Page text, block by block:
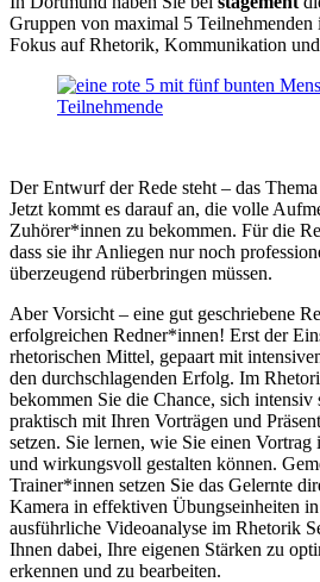
Gruppen von maximal 5
Fokus auf Rhetorik, Kommunikation
Der Entwurf der Rede steht – das
Jetzt kommt es darauf an, die volle
Zuhörer*innen zu bekommen. Für die
dass sie ihr Anliegen nur noch
überzeugend rüberbringen müssen.
Aber Vorsicht – eine gut geschriebene
erfolgreichen Redner*innen! Erst der
rhetorischen Mittel, gepaart mit
den durchschlagenden Erfolg. Im
bekommen Sie die Chance, sich intensiv
praktisch mit Ihren Vorträgen und
setzen. Sie lernen, wie Sie einen
und wirkungsvoll gestalten können.
Trainer*innen setzen Sie das Gelernte
Kamera in effektiven Übungseinheiten
ausführliche Videoanalyse im Rhetorik
Ihnen dabei, Ihre eigenen Stärken zu
erkennen und zu bearbeiten.